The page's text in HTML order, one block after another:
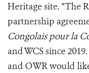
Heritage site. “The
partnership
Congolais pour la
and WCS since
and OWR would